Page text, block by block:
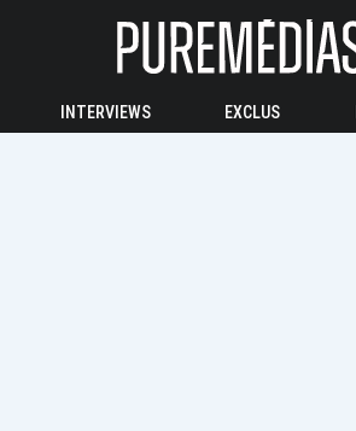
INTERVIEWS EXCLUS